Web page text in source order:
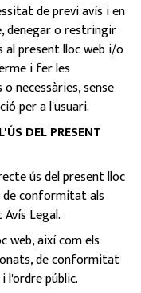
de previ avís i en
denegar o restringir
present lloc web i/o
i fer les
necessàries, sense
per a l'usuari.
DEL PRESENT
ús del present lloc
conformitat als
Legal.
web, així com els
de conformitat
l'ordre públic.